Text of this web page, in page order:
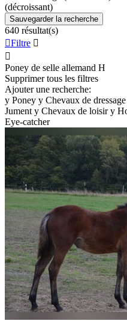
(décroissant)
Sauvegarder la recherche
640 résultat(s)
Filtre 

Poney de selle allemand H
Supprimer tous les filtres
Ajouter une recherche:
y Poney y Chevaux de dressage
Jument y Chevaux de loisir y
Eye-catcher